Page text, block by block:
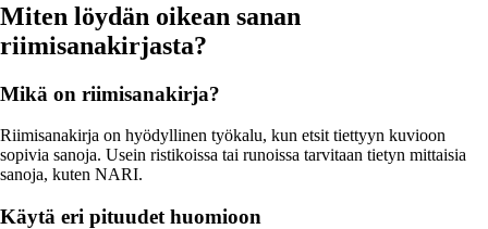
Miten löydän oikean sanan
riimisanakirjasta?
Mikä on riimisanakirja?
Riimisanakirja on hyödyllinen työkalu, kun etsit tiettyyn kuvioon
sopivia sanoja. Usein ristikoissa tai runoissa tarvitaan tietyn mittaisia
sanoja, kuten NARI.
Käytä eri pituudet huomioon